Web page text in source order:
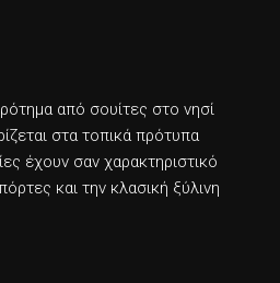
από σουίτες στο νησί
στα τοπικά πρότυπα
έχουν σαν χαρακτηριστικό
και την κλασική ξύλινη